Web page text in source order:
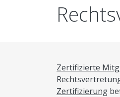
Zertifizierte
Zertifizierung